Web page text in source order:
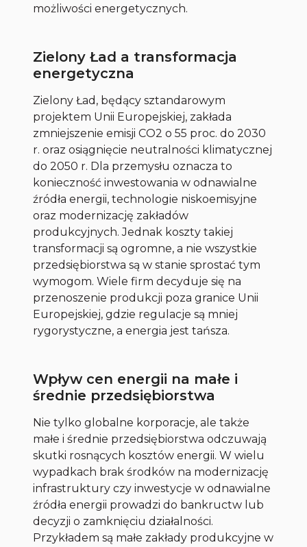
możliwości energetycznych.
Zielony Ład a transformacja
energetyczna
Zielony Ład, będący sztandarowym
projektem Unii Europejskiej, zakłada
zmniejszenie emisji CO2 o 55 proc. do 2030
r. oraz osiągnięcie neutralności klimatycznej
do 2050 r. Dla przemysłu oznacza to
konieczność inwestowania w odnawialne
źródła energii, technologie niskoemisyjne
oraz modernizację zakładów
produkcyjnych. Jednak koszty takiej
transformacji są ogromne, a nie wszystkie
przedsiębiorstwa są w stanie sprostać tym
wymogom. Wiele firm decyduje się na
przenoszenie produkcji poza granice Unii
Europejskiej, gdzie regulacje są mniej
rygorystyczne, a energia jest tańsza.
Wpływ cen energii na małe i
średnie przedsiębiorstwa
Nie tylko globalne korporacje, ale także
małe i średnie przedsiębiorstwa odczuwają
skutki rosnących kosztów energii. W wielu
wypadkach brak środków na modernizację
infrastruktury czy inwestycje w odnawialne
źródła energii prowadzi do bankructw lub
decyzji o zamknięciu działalności.
Przykładem są małe zakłady produkcyjne w